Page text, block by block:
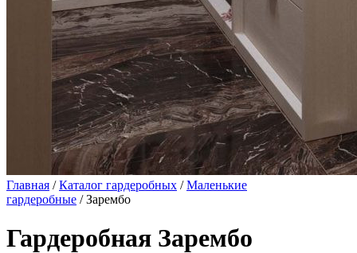
Главная /Каталог гардеробных /Маленькие
гардеробные / Зарембо
Гардеробная Зарембо